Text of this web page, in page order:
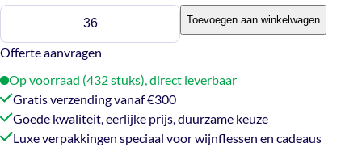
Luxe
2
zwart/goud
aantal
Toevoegen aan winkelwagen
Offerte aanvragen
Op voorraad (432 stuks), direct leverbaar
Gratis verzending vanaf €300
Goede kwaliteit, eerlijke prijs, duurzame keuze
Luxe verpakkingen speciaal voor wijnflessen en cadeaus